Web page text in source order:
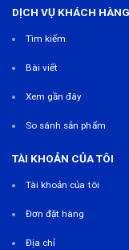
DỊCH VỤ KHÁCH HÀNG
Tìm kiếm
Bài viết
Xem gần đây
So sánh sản phẩm
TÀI KHOẢN CỦA TÔI
Tài khoản của tôi
Đơn đặt hàng
Địa chỉ